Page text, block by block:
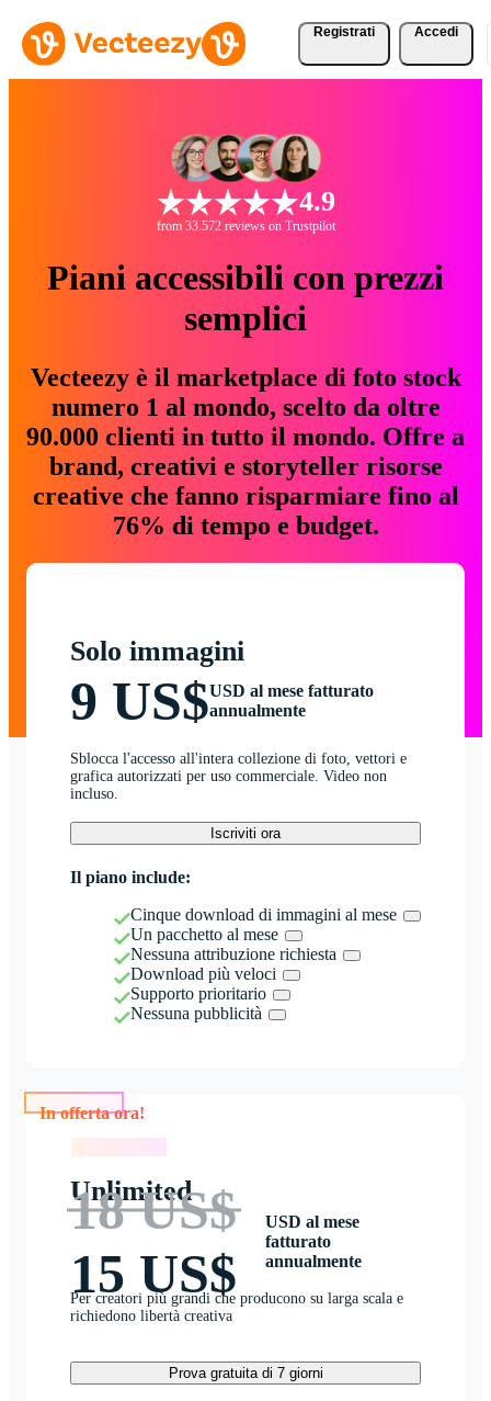
Registrati Accedi
4.9
from 33.572 reviews on Trustpilot
Piani accessibili con prezzi
semplici
Vecteezy è il marketplace di foto stock
numero 1 al mondo, scelto da oltre
90.000 clienti in tutto il mondo. Offre a
brand, creativi e storyteller risorse
creative che fanno risparmiare fino al
76% di tempo e budget.
Solo immagini
9 US$USD al mese fatturato
annualmente
Sblocca l'accesso all'intera collezione di foto, vettori e
grafica autorizzati per uso commerciale. Video non
incluso.
Iscriviti ora
Il piano include:
Cinque download di immagini al mese
Un pacchetto al mese
Nessuna attribuzione richiesta
Download più veloci
Supporto prioritario
Nessuna pubblicità
Unlimited
18 US$
15 US$
USD al mese
fatturato
annualmente
Per creatori più grandi che producono su larga scala e
richiedono libertà creativa
Prova gratuita di 7 giorni